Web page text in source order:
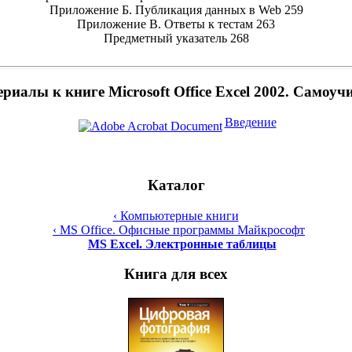
Приложение Б. Публикация данных в Web 259
Приложение В. Ответы к тестам 263
Предметный указатель 268
к книге Microsoft Office Excel 2002.
Введение
Каталог
‹ Компьютерные книги
‹ MS Office. Офисные программы Майкрософт
MS Excel. Электронные таблицы
Книга для всех